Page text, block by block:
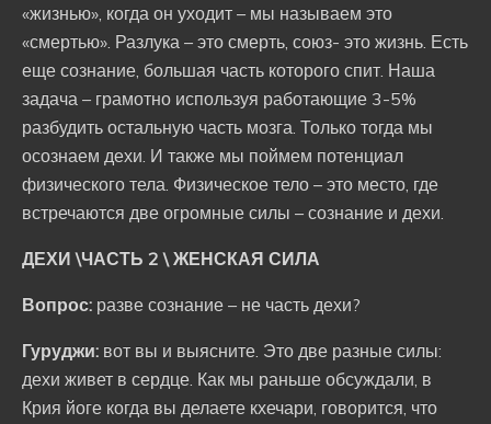
«жизнью», когда он уходит – мы называем это
«смертью». Разлука – это смерть, союз- это жизнь. Есть
еще сознание, большая часть которого спит. Наша
задача – грамотно используя работающие 3-5%
разбудить остальную часть мозга. Только тогда мы
осознаем дехи. И также мы поймем потенциал
физического тела. Физическое тело – это место, где
встречаются две огромные силы – сознание и дехи.
ДЕХИ \ЧАСТЬ 2 \ ЖЕНСКАЯ СИЛА
Вопрос: разве сознание – не часть дехи?
Гуруджи: вот вы и выясните. Это две разные силы:
дехи живет в сердце. Как мы раньше обсуждали, в
Крия йоге когда вы делаете кхечари, говорится, что